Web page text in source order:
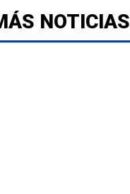
NOTICIAS